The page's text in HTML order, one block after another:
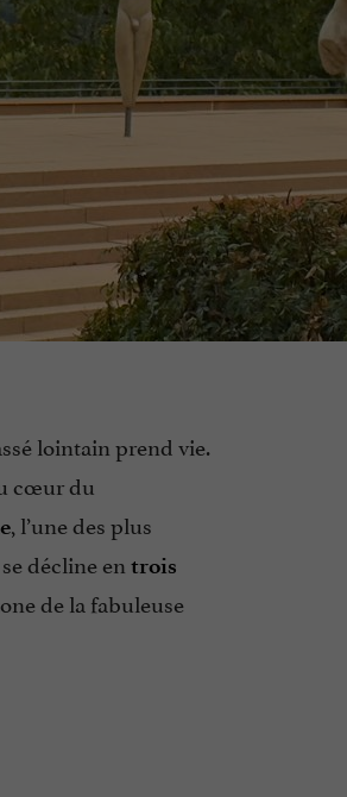
lointain prend vie.
cœur du
, l’une des plus
décline en trois
de la fabuleuse